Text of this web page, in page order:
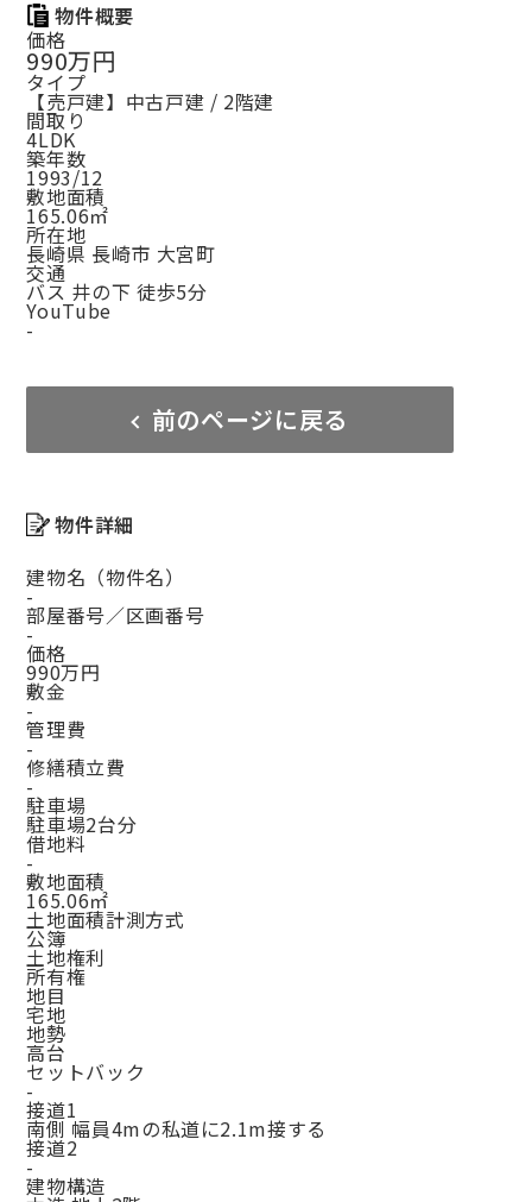
物件概要
価格
990万円
タイプ
【売戸建】中古戸建 / 2階建
間取り
4LDK
築年数
1993/12
敷地面積
165.06㎡
所在地
長崎県 長崎市 大宮町
交通
バス 井の下 徒歩5分
YouTube
-
前のページに戻る
物件詳細
建物名（物件名）
-
部屋番号／区画番号
-
価格
990万円
敷金
-
管理費
-
修繕積立費
-
駐車場
駐車場2台分
借地料
-
敷地面積
165.06㎡
土地面積計測方式
公簿
土地権利
所有権
地目
宅地
地勢
高台
セットバック
-
接道1
南側 幅員4mの私道に2.1m接する
接道2
-
建物構造